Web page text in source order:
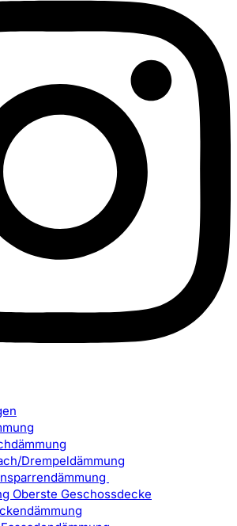
Drempeldämmung
Oberste Geschossdecke